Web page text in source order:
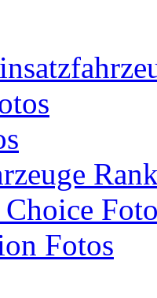
Choice
Fotos